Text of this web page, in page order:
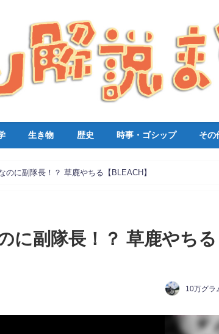
生き物 歴史 時事・ゴシップ その
のに副隊長！？ 草鹿やちる【BLEACH】
に副隊長！？ 草鹿やちる
10万グラ